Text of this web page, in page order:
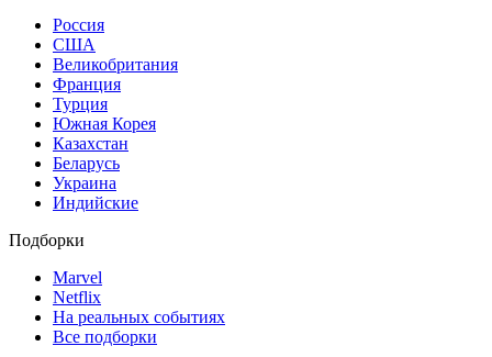
Россия
США
Великобритания
Франция
Турция
Южная Корея
Казахстан
Беларусь
Украина
Индийские
Подборки
Marvel
Netflix
На реальных событиях
Все подборки